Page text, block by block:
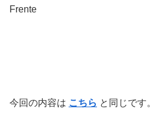
Frente
今回の内容は こちら と同じです。